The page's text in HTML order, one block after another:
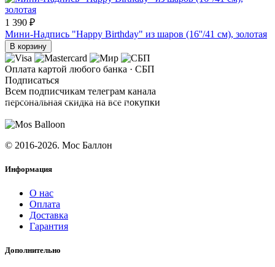
1 390 ₽
Мини-Надпись "Happy Birthday" из шаров (16''/41 см), золотая
В корзину
Оплата картой любого банка · СБП
Подписаться
Всем подписчикам телеграм канала
персональная скидка на все покупки
© 2016-2026. Мос Баллон
Информация
О нас
Оплата
Доставка
Гарантия
Дополнительно